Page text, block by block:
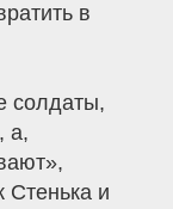
в
солдаты,
а,
Стенька и